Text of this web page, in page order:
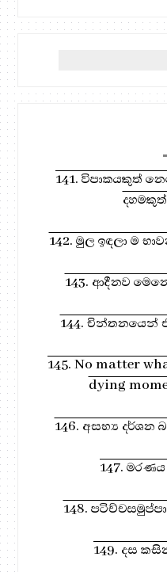
141. විපාකයකුත්
142. මුල ඉඳලා ම
143. ආදීනව
144. චින්තනයෙන්
145. No matter
dying
146. අසභ්‍ය දර්ශන
147.
148.
149. දස